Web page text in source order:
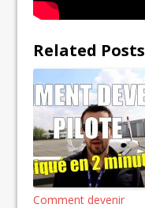
Related Posts
Comment devenir